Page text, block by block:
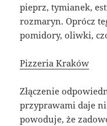
pieprz, tymianek,
rozmaryn. Oprócz
pomidory, oliwki,
Pizzeria Kraków
Złączenie
przyprawami daje
powoduje, że